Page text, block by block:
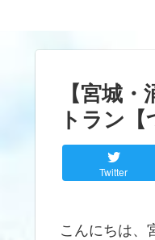
【宮城
トラン【
Twitter
こんにちは、